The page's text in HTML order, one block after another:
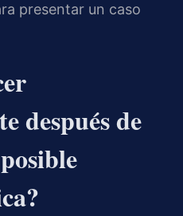
presentar un caso
después de